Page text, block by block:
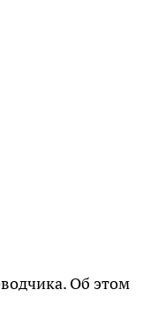
Об этом